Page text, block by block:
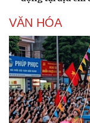
VĂN HÓA